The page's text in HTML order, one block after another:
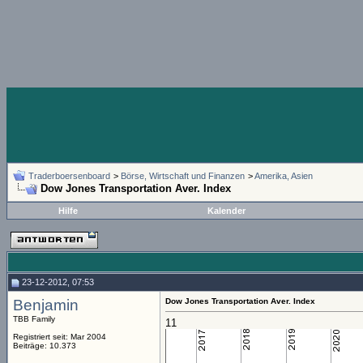
Traderboersenboard > Börse, Wirtschaft und Finanzen >Amerika, Asien
Dow Jones Transportation Aver. Index
Hilfe Kalender
23-12-2012, 07:53
Benjamin
TBB Family
Registriert seit: Mar 2004
Beiträge: 10.373
Dow Jones Transportation Aver. Index
11